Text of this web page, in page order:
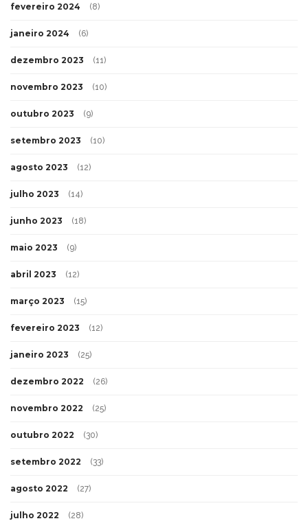
fevereiro 2024 (8)
janeiro 2024 (6)
dezembro 2023 (11)
novembro 2023 (10)
outubro 2023 (9)
setembro 2023 (10)
agosto 2023 (12)
julho 2023 (14)
junho 2023 (18)
maio 2023 (9)
abril 2023 (12)
março 2023 (15)
fevereiro 2023 (12)
janeiro 2023 (25)
dezembro 2022 (26)
novembro 2022 (25)
outubro 2022 (30)
setembro 2022 (33)
agosto 2022 (27)
julho 2022 (28)